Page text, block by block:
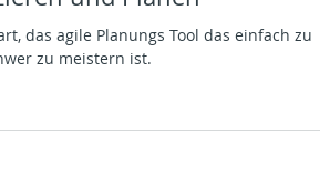
- Erfolgreich
und Planen
das agile Planungs Tool das einfach zu